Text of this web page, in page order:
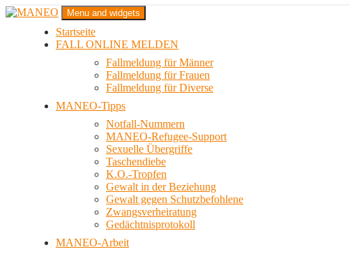
Zum
MANEO
Das schwule Anti-Gewalt-Projekt in Berlin
Menu and widgets
Startseite
FALL ONLINE MELDEN
Fallmeldung für Männer
Fallmeldung für Frauen
Fallmeldung für Diverse
MANEO-Tipps
Notfall-Nummern
MANEO-Refugee-Support
Sexuelle Übergriffe
Taschendiebe
K.O.-Tropfen
Gewalt in der Beziehung
Gewalt gegen Schutzbefohlene
Zwangsverheiratung
Gedächtnisprotokoll
MANEO-Arbeit